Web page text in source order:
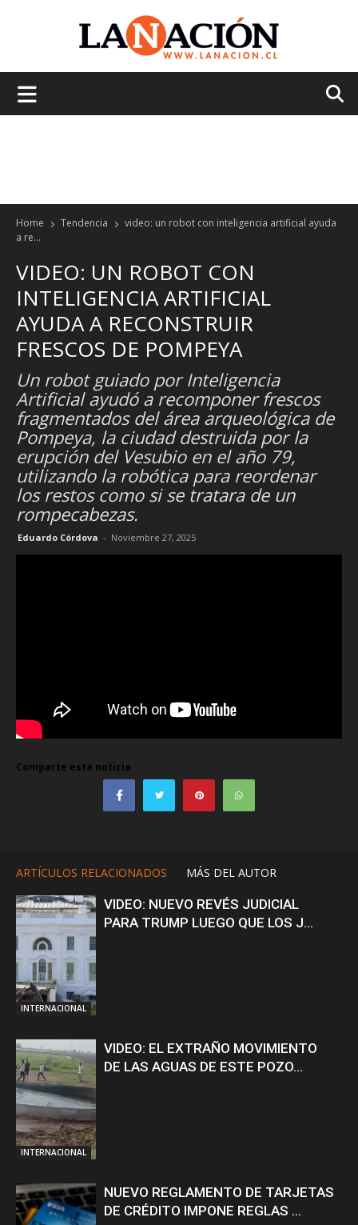
Home Tendencia
video: un robot con inteligencia artificial ayuda
a re...
VIDEO: UN ROBOT CON
INTELIGENCIA ARTIFICIAL
AYUDA A RECONSTRUIR
FRESCOS DE POMPEYA
Un robot guiado por Inteligencia
Artificial ayudó a recomponer frescos
fragmentados del área arqueológica de
Pompeya, la ciudad destruida por la
erupción del Vesubio en el año 79,
utilizando la robótica para reordenar
los restos como si se tratara de un
rompecabezas.
Eduardo Córdova - Noviembre 27, 2025
Comparte esta noticia
ARTÍCULOS RELACIONADOS MÁS DEL AUTOR
INTERNACIONAL
VIDEO: NUEVO REVÉS JUDICIAL
PARA TRUMP LUEGO QUE LOS J...
INTERNACIONAL
VIDEO: EL EXTRAÑO MOVIMIENTO
DE LAS AGUAS DE ESTE POZO...
NUEVO REGLAMENTO DE TARJETAS
DE CRÉDITO IMPONE REGLAS ...